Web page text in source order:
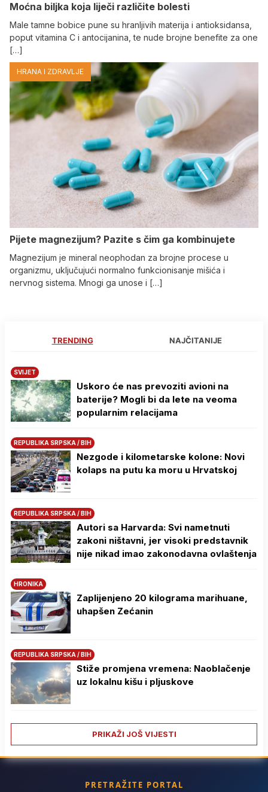
Moćna biljka koja liječi različite bolesti
Male tamne bobice pune su hranljivih materija i antioksidansa,
poput vitamina C i antocijanina, te nude brojne benefite za one
[…]
HRANA I ZDRAVLJE
Pijete magnezijum? Pazite s čim ga kombinujete
Magnezijum je mineral neophodan za brojne procese u
organizmu, uključujući normalno funkcionisanje mišića i
nervnog sistema. Mnogi ga unose i […]
TRENDING NAJČITANIJE
SVIJET
Uskoro će nas prevoziti avioni na
baterije? Mogli bi da lete na veoma
popularnim relacijama
REPUBLIKA SRPSKA / BIH
Nezgode i kilometarske kolone: Novi
kolaps na putu ka moru u Hrvatskoj
REPUBLIKA SRPSKA / BIH
Autori sa Harvarda: Svi nametnuti
zakoni ništavni, jer visoki predstavnik
nije nikad imao zakonodavna ovlaštenja
HRONIKA
Zaplijenjeno 20 kilograma marihuane,
uhapšen Zećanin
REPUBLIKA SRPSKA / BIH
Stiže promjena vremena: Naoblačenje
uz lokalnu kišu i pljuskove
PRIKAŽI JOŠ VIJESTI
PRETRAŽITE PORTAL